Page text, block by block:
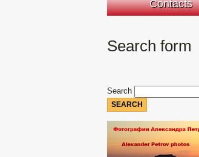
Contacts
Search form
Search